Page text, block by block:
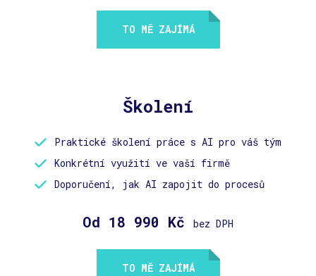
TO MĚ ZAJÍMÁ
Školení
Praktické školení práce s AI pro váš tým
Konkrétní využití ve vaší firmě
Doporučení, jak AI zapojit do procesů
Od 18 990 Kč bez DPH
TO MĚ ZAJÍMÁ